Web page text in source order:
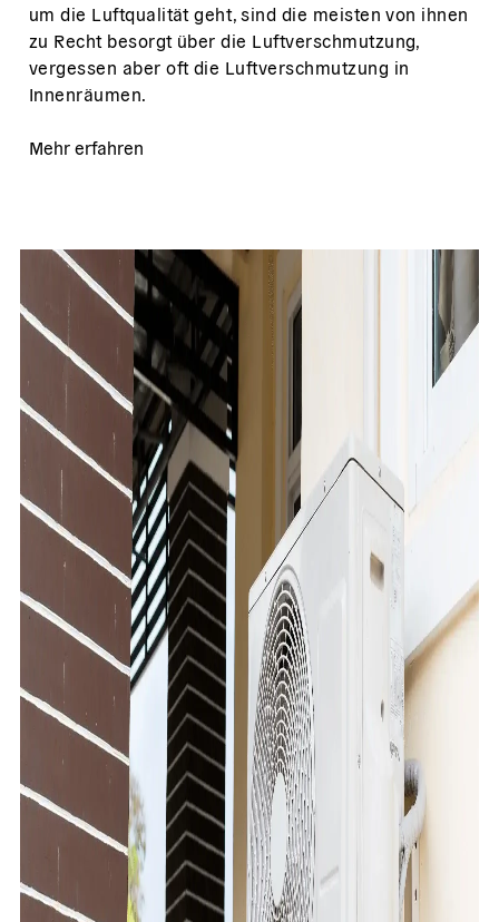
um die Luftqualität geht, sind die meisten von ihnen
zu Recht besorgt über die Luftverschmutzung,
vergessen aber oft die Luftverschmutzung in
Innenräumen.
Mehr erfahren